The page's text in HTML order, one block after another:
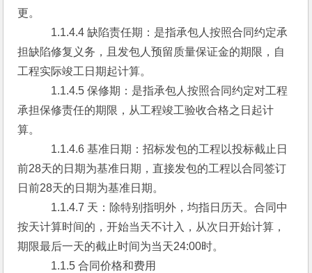
更。
1.1.4.4 缺陷责任期：是指承包人按照合同约定承
担缺陷修复义务，且发包人预留质量保证金的期限，自
工程实际竣工日期起计算。
1.1.4.5 保修期：是指承包人按照合同约定对工程
承担保修责任的期限，从工程竣工验收合格之日起计
算。
1.1.4.6 基准日期：招标发包的工程以投标截止日
前28天的日期为基准日期，直接发包的工程以合同签订
日前28天的日期为基准日期。
1.1.4.7 天：除特别指明外，均指日历天。合同中
按天计算时间的，开始当天不计入，从次日开始计算，
期限最后一天的截止时间为当天24:00时。
1.1.5 合同价格和费用